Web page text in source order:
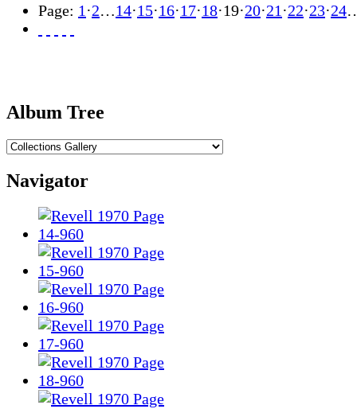
Page: 1 ·2…14·15·16·17·18·19·20·21 ·22·23·24
Album Tree
Navigator